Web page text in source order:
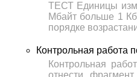
ТЕСТ Единицы
Мбайт больше 1
порядке
Контрольная работа
Контрольная
отнести